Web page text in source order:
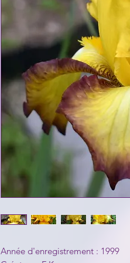
Année d'enregistrement : 1999